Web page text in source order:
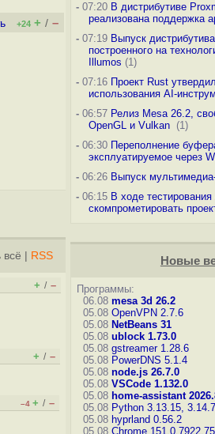
+24 + / –
всё RSS
+ / –
+ / –
–4 + / –
-07:20 В дистрибутиве
реализована поддержка
-07:19 Выпуск
построенного на
Illumos (1)
-07:16 Проект Rust
использования AI-
-06:57 Релиз Mesa 26.2,
OpenGL и Vulkan (1)
-06:30 Переполнение
эксплуатируемое через
-06:26 Выпуск
-06:15 В ходе
скомпрометировать
Новые
Программы:
06.08 mesa 3d 26.2
05.08 OpenVPN 2.7.6
05.08 NetBeans 31
05.08 ublock 1.73.0
05.08 gstreamer 1.28.6
05.08 PowerDNS 5.1.4
05.08 node.js 26.7.0
05.08 VSCode 1.132.0
05.08 home-assistant
05.08 Python 3.13.15, 3.14.7
05.08 hyprland 0.56.2
05.08 Chrome 151.0.7922.75